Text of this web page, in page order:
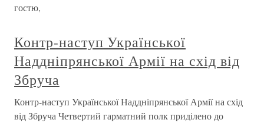
гостю,
Контр-наступ Української
Наддніпрянської Армії на схід від
Збруча
Контр-наступ Української Наддніпрянської Армії на схід
від Збруча Четвертий гарматний полк приділено до